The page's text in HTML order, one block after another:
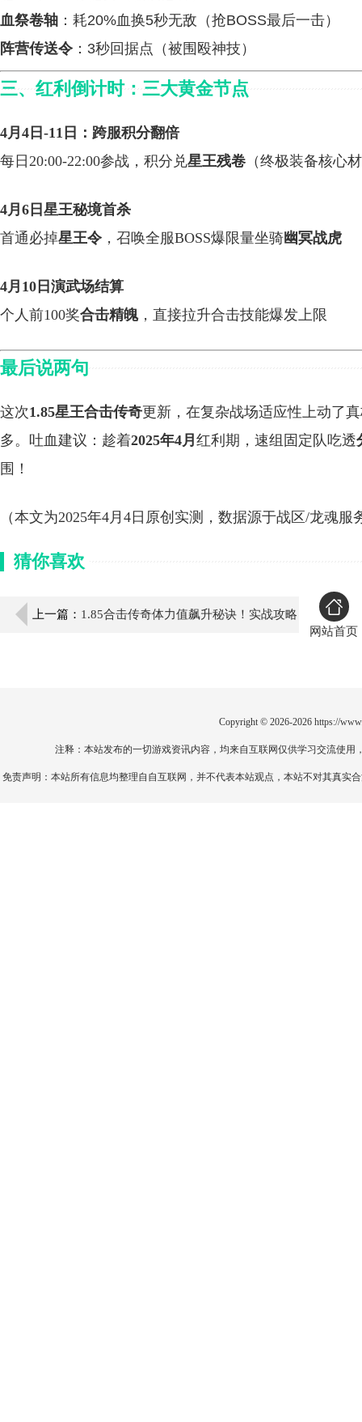
血祭卷轴 ：耗20%血换5秒无敌（抢BOSS最后一击）
阵营传送令：3秒回据点（被围殴神技）
三、红利倒计时：三大黄金节点
4月4日-11日：跨服积分翻倍
每日20:00-22:00参战，积分兑星王残卷 （终极装备核心
4月6日星王秘境首杀
首通必掉星王令，召唤全服BOSS爆限量坐骑幽冥战虎
4月10日演武场结算
个人前100奖合击精魄，直接拉升合击技能爆发上限
最后说两句
这次1.85星王合击传奇更新，在复杂战场适应性上动了
多。吐血建议：趁着2025年4月 红利期，速组固定队吃透
围！
（本文为2025年4月4日原创实测，数据源于战区/龙魂服
猜你喜欢
上一篇： 1.85合击传奇体力值飙升秘诀！实战攻略
网站首页
Copyright © 2026-2026 https://
注释：本站发布的一切游戏资讯内容，均来自互联网仅供学习交流使
免责声明：本站所有信息均整理自自互联网，并不代表本站观点，本站不对其真实